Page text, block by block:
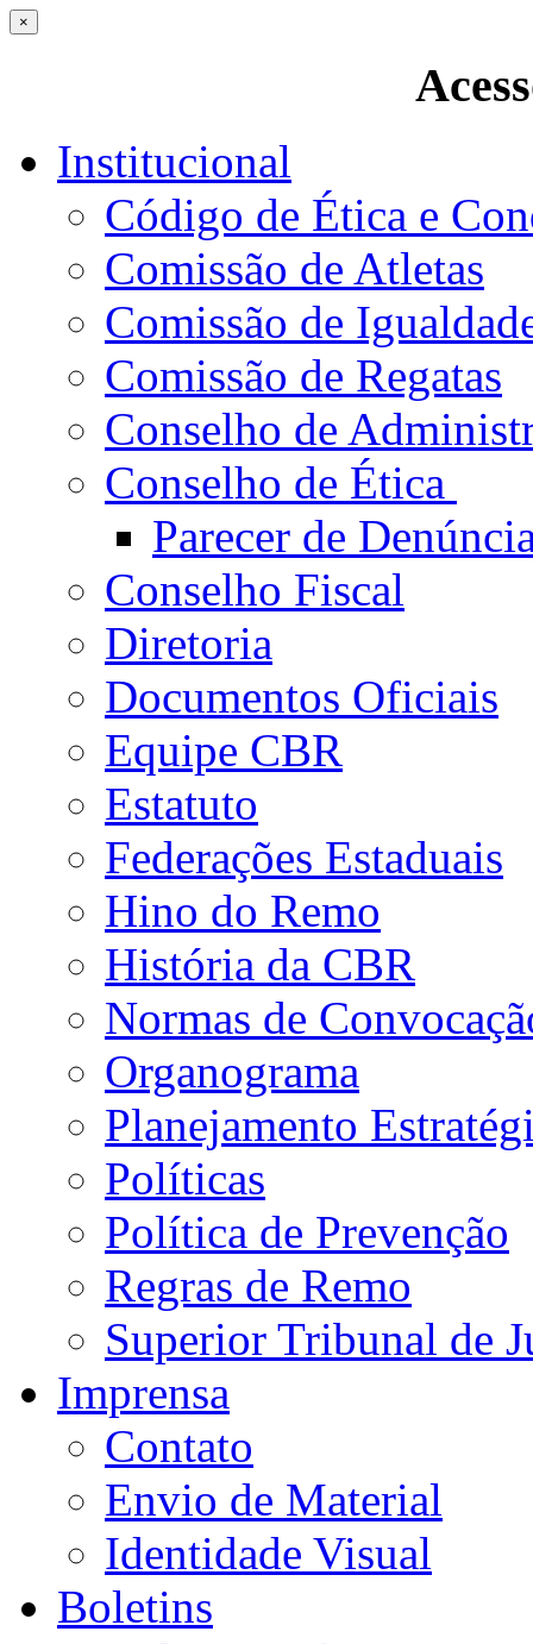
×
Institucional
Código de Ética e
Comissão de Atletas
Comissão de
Comissão de Regatas
Conselho de
Conselho de Ética
Parecer de
Conselho Fiscal
Diretoria
Documentos Oficiais
Equipe CBR
Estatuto
Federações Estaduais
Hino do Remo
História da CBR
Normas de
Organograma
Planejamento
Políticas
Política de Prevenção
Regras de Remo
Superior Tribunal de
Imprensa
Contato
Envio de Material
Identidade Visual
Boletins